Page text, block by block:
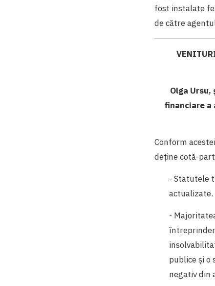
fost instalate
de către
Olga Ursu,
financiare
Conform
deține cotă-
- Statutele
actualizate.
-
publice și
negativ din